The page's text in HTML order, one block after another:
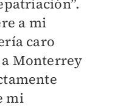
a mi
caro
Monterrey
mi